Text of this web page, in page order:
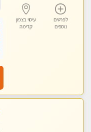
לפרטים
נוספים
עיסוי בצפון
קדימה